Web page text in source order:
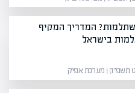
המדריך המקיף
בישראל